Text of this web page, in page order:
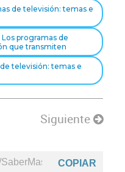
de televisión: temas e
programas de
que transmiten
televisión: temas e
Siguiente
COPIAR